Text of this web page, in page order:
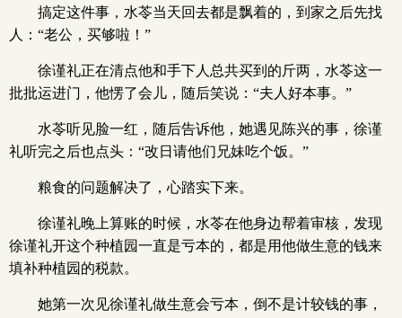
搞定这件事，水苓当天回去都是飘着的，到家之后先找
人：“老公，买够啦！”
徐谨礼正在清点他和手下人总共买到的斤两，水苓这一
批批运进门，他愣了会儿，随后笑说：“夫人好本事。”
水苓听见脸一红，随后告诉他，她遇见陈兴的事，徐谨
礼听完之后也点头：“改日请他们兄妹吃个饭。”
粮食的问题解决了，心踏实下来。
徐谨礼晚上算账的时候，水苓在他身边帮着审核，发现
徐谨礼开这个种植园一直是亏本的，都是用他做生意的钱来
填补种植园的税款。
她第一次见徐谨礼做生意会亏本，倒不是计较钱的事，